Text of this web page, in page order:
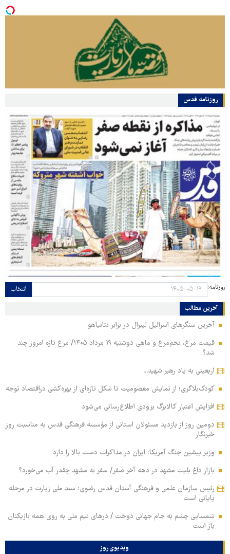
روزنامه قدس
روزنامه: انتخاب
آخرین مطالب
آخرین سنگرهای اسرائیل لیبرال در برابر نتانیاهو
قیمت مرغ، تخم‌مرغ و ماهی دوشنبه ۱۹ مرداد ۱۴۰۵/ مرغ تازه امروز چند
شد؟
اربعینی به یاد رهبر شهید...
کودک‌بلاگری؛ از نمایش معصومیت تا شکل تازه‌ای از بهره‌کشی دراقتصاد توجه
افزایش اعتبار کالابرگ بزودی اطلاع‌رسانی می‌شود
دومین روز از بازدید مسئولان استانی از مؤسسه فرهنگی قدس به مناسبت روز
خبرنگار
وزیر پیشین جنگ آمریکا: ایران در مذاکرات دست بالا را دارد
بازار داغ بلیت مشهد در دهه آخر صفر/ سفر به مشهد چقدر آب می‌خورد؟
رئیس سازمان علمی و فرهنگی آستان قدس رضوی: سند ملی زیارت در مرحله
پایانی است
شمسایی چشم به جام جهانی دوخت / درهای تیم ملی به روی همه بازیکنان
باز است
ویدیوی روز